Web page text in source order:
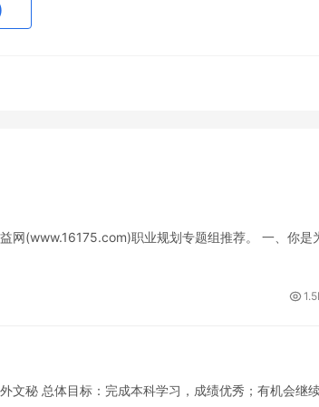
网(www.16175.com)职业规划专题组推荐。 一、你是
文秘 总体目标：完成本科学习，成绩优秀；有机会继